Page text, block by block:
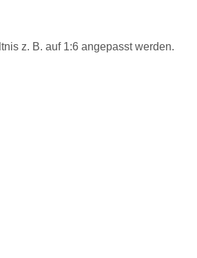
z. B. auf 1:6 angepasst werden.